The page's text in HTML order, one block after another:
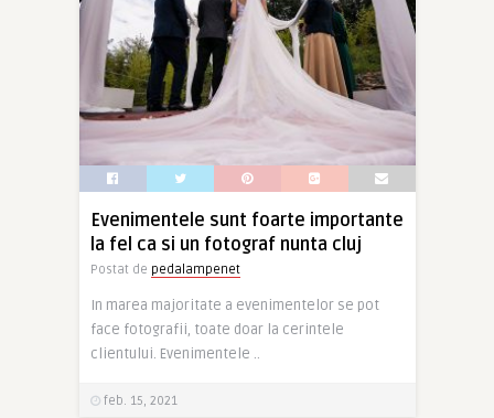
Evenimentele sunt foarte importante
la fel ca si un fotograf nunta cluj
Postat de pedalampenet
In marea majoritate a evenimentelor se pot
face fotografii, toate doar la cerintele
clientului. Evenimentele ..
feb. 15, 2021